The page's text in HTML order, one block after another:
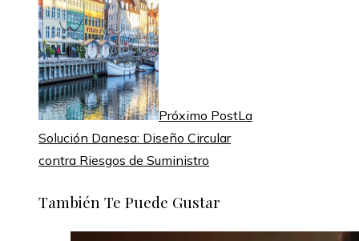
Próximo PostLa
Solución Danesa: Diseño Circular
contra Riesgos de Suministro
También Te Puede Gustar